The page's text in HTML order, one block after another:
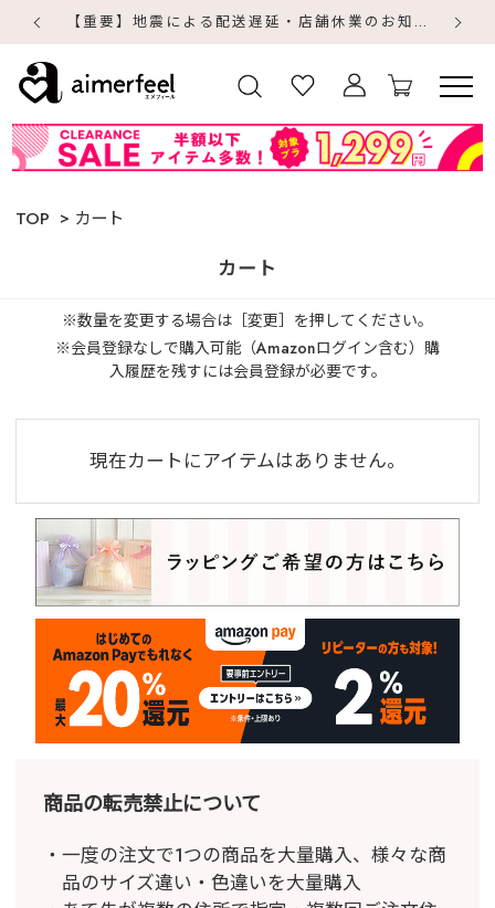
【重要】地震による配送遅延・店舗休業のお知らせ
TOP カート
カート
※数量を変更する場合は［変更］を押してください。
※会員登録なしで購入可能（Amazonログイン含む）購
入履歴を残すには会員登録が必要です。
現在カートにアイテムはありません。
商品の転売禁止について
一度の注文で1つの商品を大量購入、様々な商
品のサイズ違い・色違いを大量購入